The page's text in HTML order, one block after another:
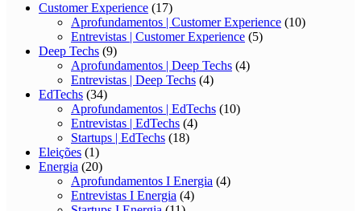
Customer Experience (17)
Aprofundamentos | Customer Experience (10)
Entrevistas | Customer Experience (5)
Deep Techs (9)
Aprofundamentos | Deep Techs (4)
Entrevistas | Deep Techs (4)
EdTechs (34)
Aprofundamentos | EdTechs (10)
Entrevistas | EdTechs (4)
Startups | EdTechs (18)
Eleições (1)
Energia (20)
Aprofundamentos I Energia (4)
Entrevistas I Energia (4)